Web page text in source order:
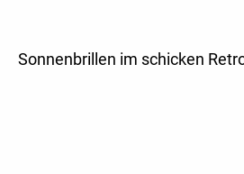
Sonnenbrillen im schicken